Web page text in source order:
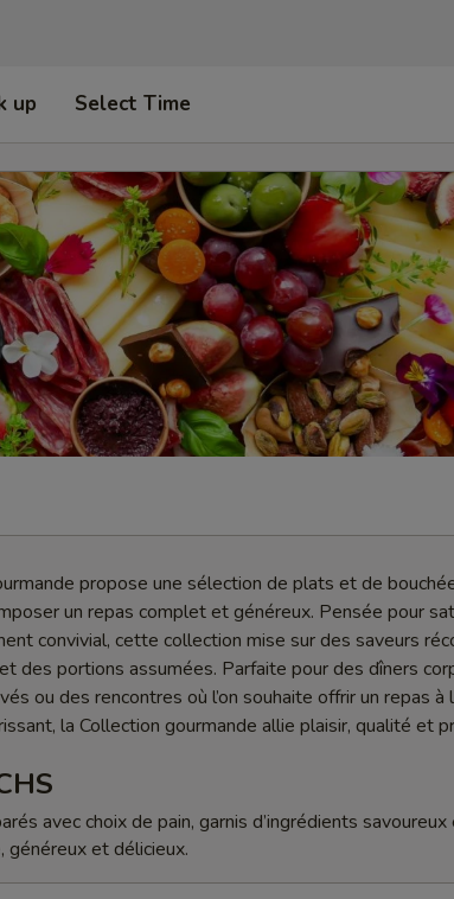
up Select Time
propose une sélection de plats et de
un repas complet et généreux. Pensée pour
convivial, cette collection mise sur des saveurs
des portions assumées. Parfaite pour des dîners
ou des rencontres où l’on souhaite offrir un repas à
la Collection gourmande allie plaisir, qualité et
avec choix de pain, garnis d’ingrédients
généreux et délicieux.